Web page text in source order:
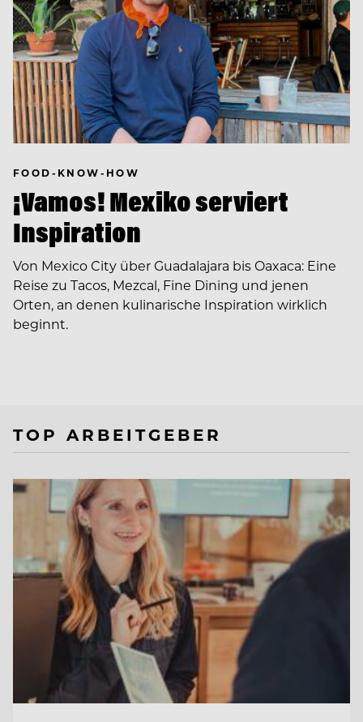
FOOD-KNOW-HOW
¡Vamos! Mexiko serviert
Inspiration
Von Mexico City über Guadalajara bis Oaxaca: Eine
Reise zu Tacos, Mezcal, Fine Dining und jenen
Orten, an denen kulinarische Inspiration wirklich
beginnt.
TOP ARBEITGEBER